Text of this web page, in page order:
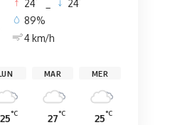
24 24
89%
4 km/h
25°C
MAR
27°C
MER
25°C